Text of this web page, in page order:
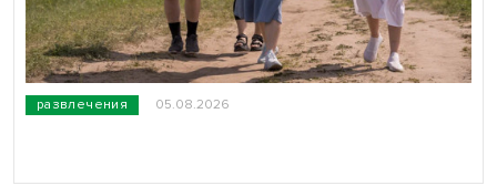
развлечения 05.08.2026